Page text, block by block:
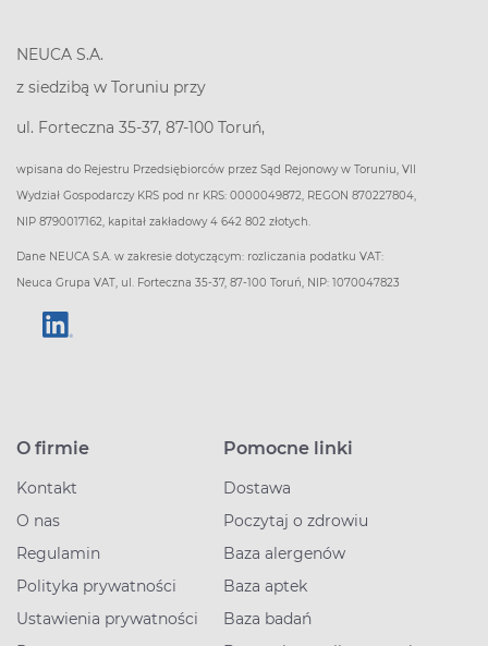
NEUCA S.A.
z siedzibą w Toruniu przy
ul. Forteczna 35-37, 87-100 Toruń,
wpisana do Rejestru Przedsiębiorców przez Sąd Rejonowy w Toruniu, VII
Wydział Gospodarczy KRS pod nr KRS: 0000049872, REGON 870227804,
NIP 8790017162, kapitał zakładowy 4 642 802 złotych.
Dane NEUCA S.A. w zakresie dotyczącym: rozliczania podatku VAT:
Neuca Grupa VAT, ul. Forteczna 35-37, 87-100 Toruń, NIP: 1070047823
O firmie
Kontakt
O nas
Regulamin
Polityka prywatności
Ustawienia prywatności
Pomocne linki
Dostawa
Poczytaj o zdrowiu
Baza alergenów
Baza aptek
Baza badań